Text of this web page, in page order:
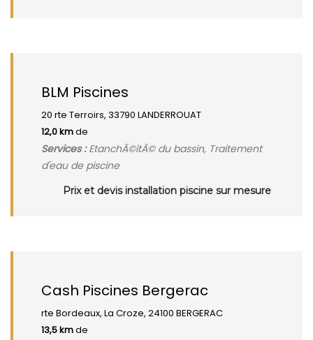
BLM Piscines
20 rte Terroirs, 33790 LANDERROUAT
12,0 kmde
Services :EtanchÃ©itÃ© du bassin, Traitement
d'eau de piscine
Prix et devis installation piscine sur mesure
Cash Piscines Bergerac
rte Bordeaux, La Croze, 24100 BERGERAC
13,5 kmde